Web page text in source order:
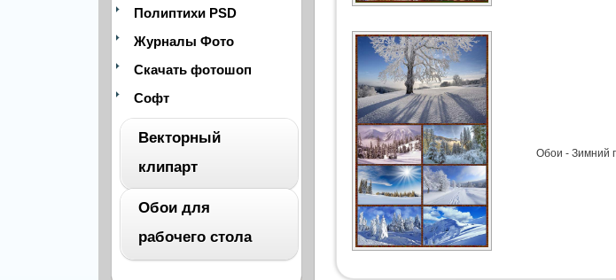
Полиптихи PSD
Журналы Фото
Скачать фотошоп
Софт
Векторный
клипарт
Архитектура
Обои для
рабочего стола
Обои - Зимний